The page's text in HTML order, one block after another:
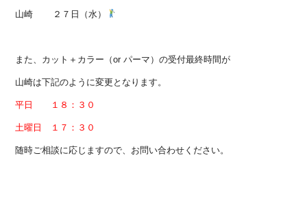
山崎 ２７日（水）
また、カット＋カラー（or パーマ）の受付最終時間が
山崎は下記のように変更となります。
平日 １８：３０
土曜日 １７：３０
随時ご相談に応じますので、お問い合わせください。